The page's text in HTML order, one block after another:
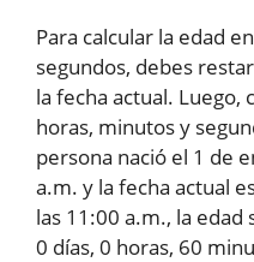
Para calcular la edad
segundos, debes
la fecha actual.
horas, minutos y
persona nació el 1 de
a.m. y la fecha actual
las 11:00 a.m., la edad
0 días, 0 horas, 60